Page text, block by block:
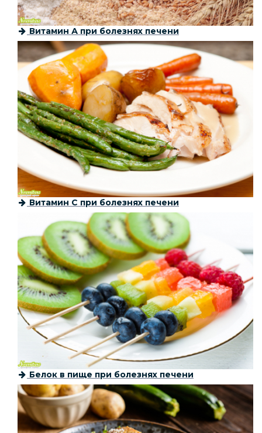
Витамин А при болезнях печени
Витамин С при болезнях печени
Белок в пище при болезнях печени